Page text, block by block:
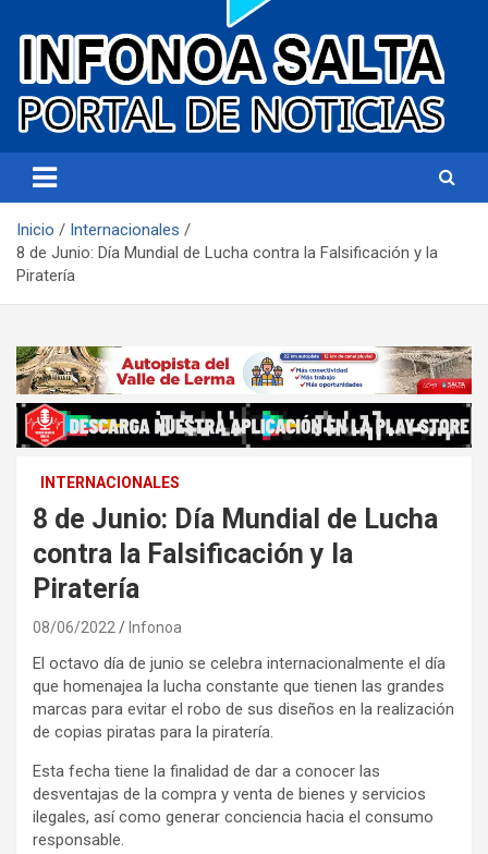
Infonoa Salta
Inicio
Internacionales
8 de Junio: Día Mundial de Lucha contra la Falsificación y la
Piratería
INTERNACIONALES
8 de Junio: Día Mundial de Lucha
contra la Falsificación y la
Piratería
08/06/2022 Infonoa
El octavo día de junio se celebra internacionalmente el día
que homenajea la lucha constante que tienen las grandes
marcas para evitar el robo de sus diseños en la realización
de copias piratas para la piratería.
Esta fecha tiene la finalidad de dar a conocer las
desventajas de la compra y venta de bienes y servicios
ilegales, así como generar conciencia hacia el consumo
responsable.